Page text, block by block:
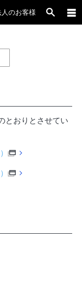
人のお客様
とおりとさせてい